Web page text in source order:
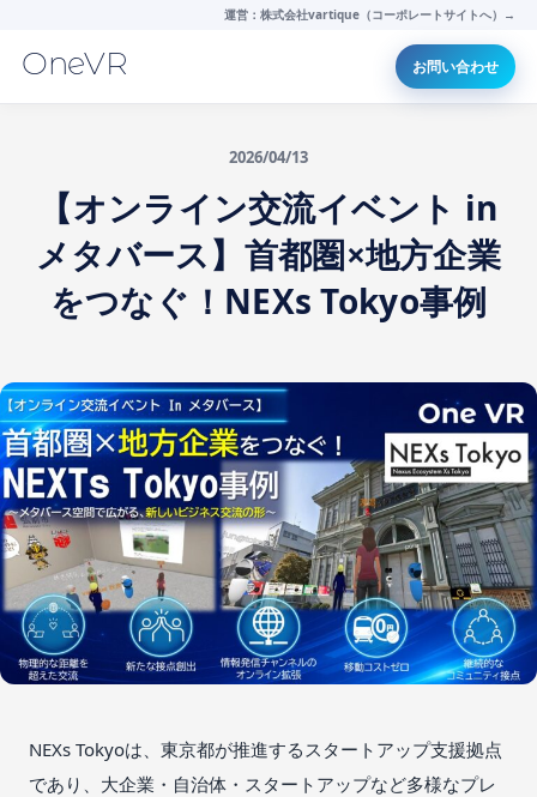
運営：株式会社vartique（コーポレートサイトへ）→
OneVR お問い合わせ
2026/04/13
【オンライン交流イベント in
メタバース】首都圏×地方企業
をつなぐ！NEXs Tokyo事例
NEXs Tokyoは、東京都が推進するスタートアップ支援拠点
であり、大企業・自治体・スタートアップなど多様なプレ